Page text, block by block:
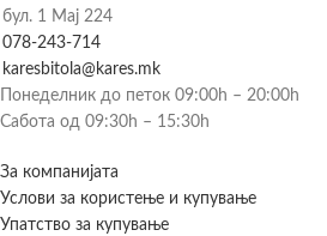
бул. 1 Мај 224
078-243-714
karesbitola@kares.mk
Понеделник до петок 09:00h – 20:00h
Сабота од 09:30h – 15:30h
За компанијата
Услови за користење и купување
Упатство за купување